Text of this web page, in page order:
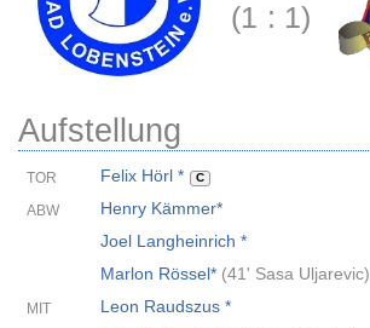
(1 : 1)
Aufstellung
TOR Felix Hörl * C
ABW
Henry Kämmer*
Joel Langheinrich *
Marlon Rössel* (41' Sasa Uljarevic)
MIT
Leon Raudszus *